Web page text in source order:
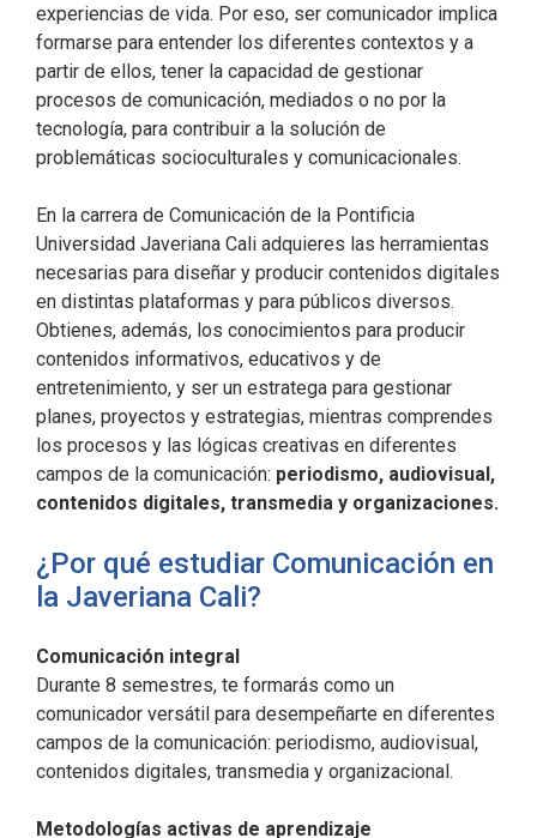
experiencias de vida. Por eso, ser comunicador implica
formarse para entender los diferentes contextos y a
partir de ellos, tener la capacidad de gestionar
procesos de comunicación, mediados o no por la
tecnología, para contribuir a la solución de
problemáticas socioculturales y comunicacionales.
En la carrera de Comunicación de la Pontificia
Universidad Javeriana Cali adquieres las herramientas
necesarias para diseñar y producir contenidos digitales
en distintas plataformas y para públicos diversos.
Obtienes, además, los conocimientos para producir
contenidos informativos, educativos y de
entretenimiento, y ser un estratega para gestionar
planes, proyectos y estrategias, mientras comprendes
los procesos y las lógicas creativas en diferentes
campos de la comunicación: periodismo, audiovisual,
contenidos digitales, transmedia y organizaciones.
¿Por qué estudiar Comunicación en
la Javeriana Cali?
Comunicación integral​
Durante 8 semestres, te formarás como un
comunicador versátil para desempeñarte en diferentes
campos de la comunicación: periodismo, audiovisual,
contenidos digitales, transmedia y organizacional.​
Metodologías activas de aprendizaje​